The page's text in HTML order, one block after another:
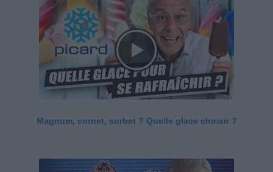
Magnum, cornet, sorbet ? Quelle glace choisir ?